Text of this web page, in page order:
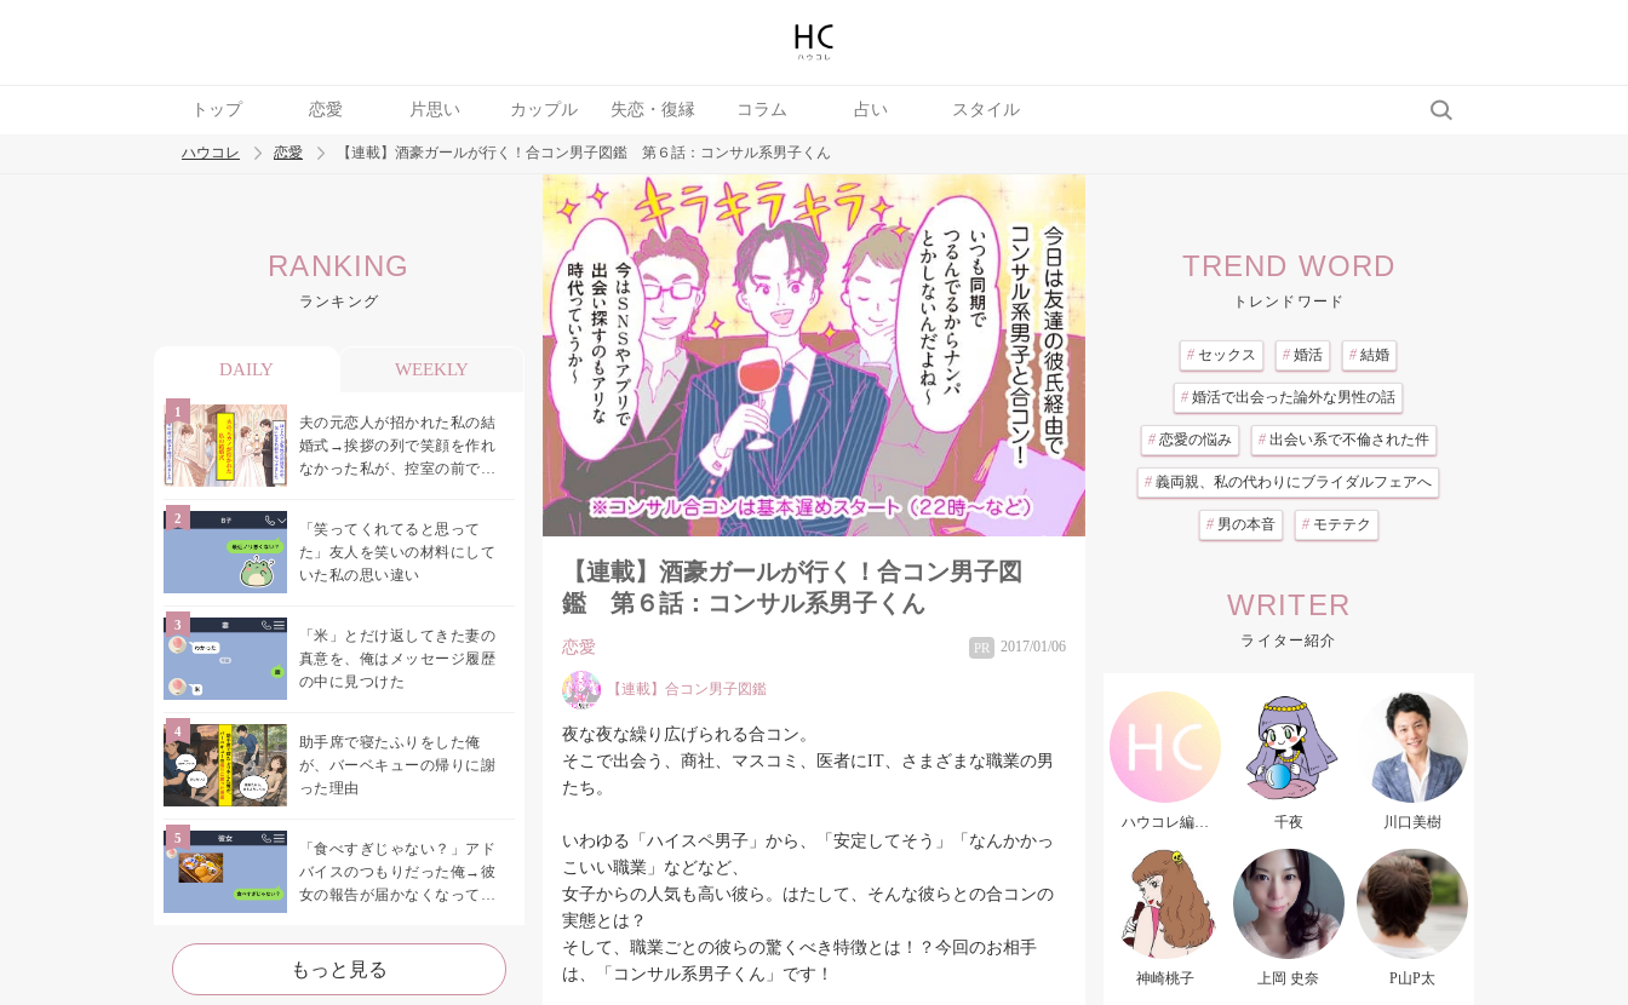
トップ 恋愛 片思い カップル 失恋・復縁 コラム 占い スタイル
トレンド ワード
ハウコレ 恋愛 【連載】酒豪ガールが行く！合コン男子図鑑 第６話：コンサル系男子くん
RANKING
ランキング
DAILY WEEKLY
夫の元恋人が招かれた私の結
婚式→挨拶の列で笑顔を作れ
なかった私が、控室の前で彼
「笑ってくれてると思って
た」友人を笑いの材料にして
いた私の思い違い
「米」とだけ返してきた妻の
真意を、俺はメッセージ履歴
の中に見つけた
助手席で寝たふりをした俺
が、バーベキューの帰りに謝
った理由
「食べすぎじゃない？」アド
バイスのつもりだった俺→彼
女の報告が届かなくなって、
た
もっと見る
【連載】酒豪ガールが行く！合コン男子図
鑑 第６話：コンサル系男子くん
恋愛 PR 2017/01/06
【連載】合コン男子図鑑
夜な夜な繰り広げられる合コン。
そこで出会う、商社、マスコミ、医者にIT、さまざまな職業の男
たち。
いわゆる「ハイスペ男子」から、「安定してそう」「なんかかっ
こいい職業」などなど、
女子からの人気も高い彼ら。はたして、そんな彼らとの合コンの
実態とは？
そして、職業ごとの彼らの驚くべき特徴とは！？今回のお相手
は、「コンサル系男子くん」です！
TREND WORD
トレンドワード
# セックス # 婚活 # 結婚
# 婚活で出会った論外な男性の話
# 恋愛の悩み # 出会い系で不倫された件
# 義両親、私の代わりにブライダルフェアへ
# 男の本音 # モテテク
WRITER
ライター紹介
ハウコレ編集
千夜 川口美樹
神崎桃子 上岡 史奈 P山P太